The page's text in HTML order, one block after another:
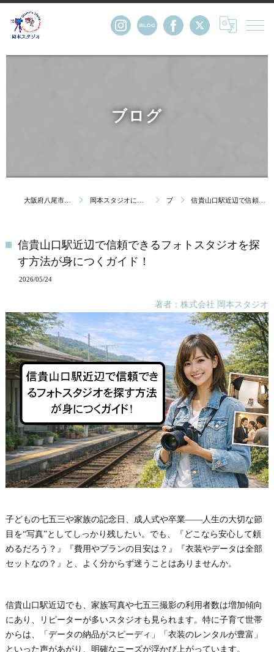
ブログ
大阪府八尾市の写真館・株式会社岡本スタジオ 岡本スタジオについて｜創業123年 大阪府八尾市の写真館 ブログ 信貴山口駅近辺で信頼できるフォトスタジオを探す方法が身につくガイド！
信貴山口駅近辺で信頼できるフォトスタジオを探
す方法が身につくガイド！
2026/05/24
著者：株式会社 岡本スタジオ
子どもの七五三や家族の記念日、成人式や卒業――人生の大切な節
目を“写真”としてしっかり残したい。でも、『どこなら安心して頼
めるだろう？』『費用やプランの目安は？』『衣装やデータは全部
セットなの？』と、よく分からず迷うことはありませんか。
信貴山口駅近辺でも、家族写真や七五三撮影の利用者数は増加傾向
にあり、リピーターが多いスタジオも見られます。特に子育て世帯
からは、「データの納品がスピーディ」「衣装のレンタルが豊富」
といった声があがり、明確なニーズが浮かび上がっています。